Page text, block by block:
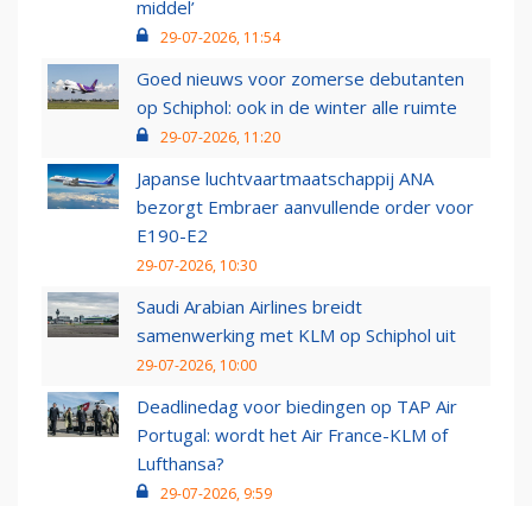
middel’
29-07-2026, 11:54
Goed nieuws voor zomerse debutanten
op Schiphol: ook in de winter alle ruimte
29-07-2026, 11:20
Japanse luchtvaartmaatschappij ANA
bezorgt Embraer aanvullende order voor
E190-E2
29-07-2026, 10:30
Saudi Arabian Airlines breidt
samenwerking met KLM op Schiphol uit
29-07-2026, 10:00
Deadlinedag voor biedingen op TAP Air
Portugal: wordt het Air France-KLM of
Lufthansa?
29-07-2026, 9:59